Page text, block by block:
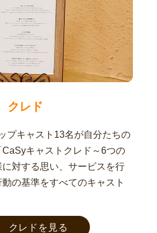
クレド
プキャスト13名が自分たちの
キャストクレド～6つの
対する思い、サービスを行
の基準をすべてのキャスト
クレドを見る